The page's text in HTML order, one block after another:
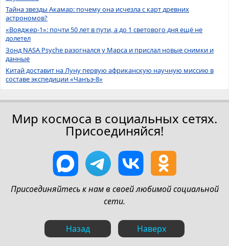
Тайна звезды Акамар: почему она исчезла с карт древних
астрономов?
«Вояджер-1»: почти 50 лет в пути, а до 1 светового дня ещё не
долетел
Зонд NASA Psyche разогнался у Марса и прислал новые снимки и
данные
Китай доставит на Луну первую африканскую научную миссию в
составе экспедиции «Чанъэ-8»
Мир космоса в социальных сетях.
Присоединяйся!
Присоединяйтесь к нам в своей любимой социальной
сети.
Назад Наверх